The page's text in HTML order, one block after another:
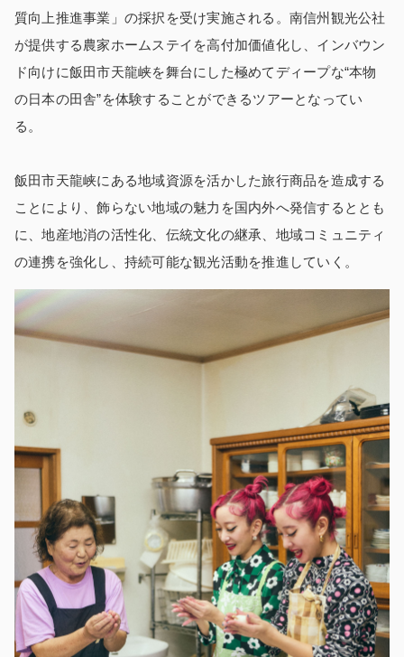
質向上推進事業」の採択を受け実施される。南信州観光公社
が提供する農家ホームステイを高付加価値化し、インバウン
ド向けに飯田市天龍峡を舞台にした極めてディープな“本物
の日本の田舎”を体験することができるツアーとなってい
る。
飯田市天龍峡にある地域資源を活かした旅行商品を造成する
ことにより、飾らない地域の魅力を国内外へ発信するととも
に、地産地消の活性化、伝統文化の継承、地域コミュニティ
の連携を強化し、持続可能な観光活動を推進していく。